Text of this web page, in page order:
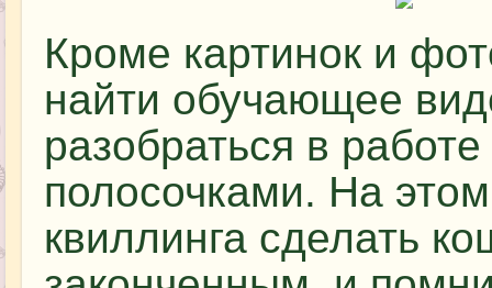
Кроме картинок и
найти обучающее
разобраться в
полосочками. На
квиллинга сделать